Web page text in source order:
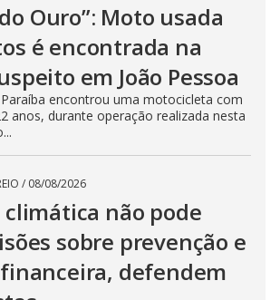
Ouro”: Moto usada
é encontrada na
em João Pessoa
Paraíba encontrou uma motocicleta com
anos, durante operação realizada nesta
/ 08/08/2026
não pode
sobre prevenção e
defendem